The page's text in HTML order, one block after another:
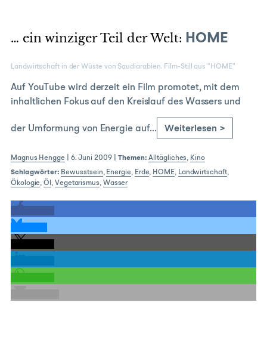
… ein winziger Teil der Welt: HOME
Landwirtschaft in der Wüste von Saudiarabien. Film-Still aus "HOME"
Auf YouTube wird derzeit ein Film promotet, mit dem
inhaltlichen Fokus auf den Kreislauf des Wassers und
der Umformung von Energie auf… Weiterlesen >
Magnus Hengge| 6. Juni 2009| Themen: Alltägliches, Kino
Schlagwörter: Bewusstsein, Energie, Erde, HOME, Landwirtschaft,
Ökologie,Öl, Vegetarismus, Wasser